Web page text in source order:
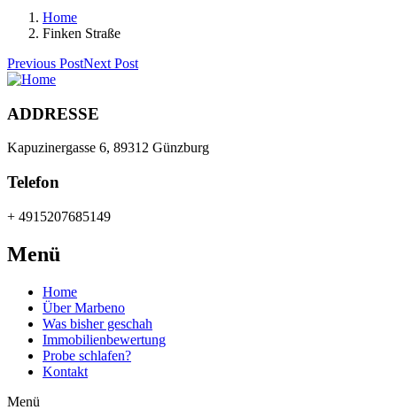
Home
Finken Straße
Previous PostNext Post
ADDRESSE
Kapuzinergasse 6, 89312 Günzburg
Telefon
+ 4915207685149
Menü
Home
Über Marbeno
Was bisher geschah
Immobilienbewertung
Probe schlafen?
Kontakt
Menü